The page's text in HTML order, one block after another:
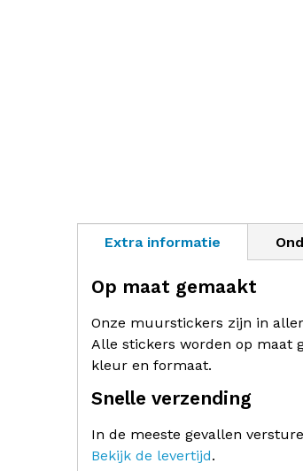
Extra informatie
Op maat gemaakt
Onze muurstickers zijn in
Alle stickers worden op maat
kleur en formaat.
Snelle verzending
In de meeste gevallen
Bekijk de levertijd.